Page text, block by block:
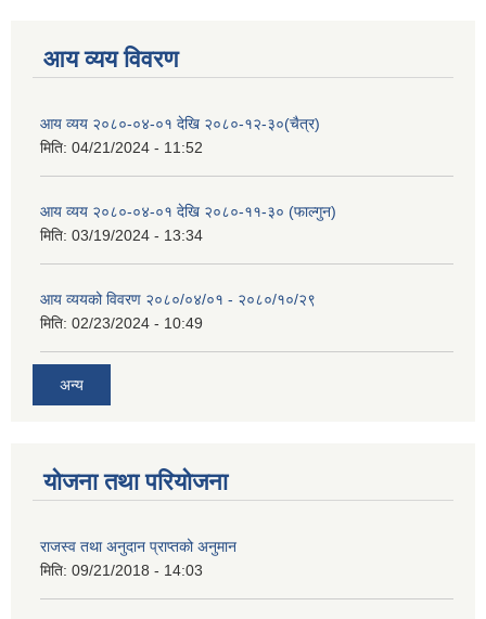
आय व्यय विवरण
आय व्यय २०८०-०४-०१ देखि २०८०-१२-३०(चैत्र)
मिति: 04/21/2024 - 11:52
आय व्यय २०८०-०४-०१ देखि २०८०-११-३० (फाल्गुन)
मिति: 03/19/2024 - 13:34
आय व्ययको विवरण २०८०/०४/०१ - २०८०/१०/२९
मिति: 02/23/2024 - 10:49
अन्य
योजना तथा परियोजना
राजस्व तथा अनुदान प्राप्तको अनुमान
मिति: 09/21/2018 - 14:03